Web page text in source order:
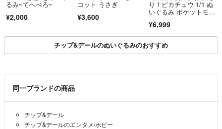
るみ~てへぺろ~
¥2,000
コット うさぎ
¥3,600
り！ピカチュウ 1/1 ぬ
いぐるみ ポケットモン
ン
¥6,999
チップ&デールのぬいぐるみのおすすめ
同一ブランドの商品
チップ&デール
チップ&デールのエンタメ/ホビー